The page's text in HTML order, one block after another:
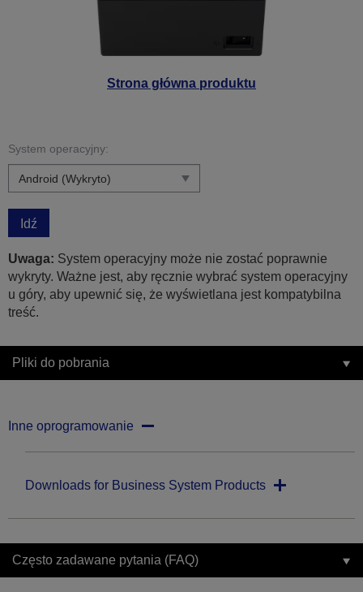
Strona główna produktu
System operacyjny:
Idź
Uwaga: System operacyjny może nie zostać poprawnie
wykryty. Ważne jest, aby ręcznie wybrać system operacyjny
u góry, aby upewnić się, że wyświetlana jest kompatybilna
treść.
Pliki do pobrania
Inne oprogramowanie
Downloads for Business System Products
Często zadawane pytania (FAQ)